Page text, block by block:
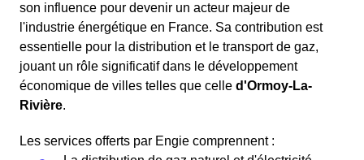
son influence pour devenir un acteur majeur de
l'industrie énergétique en France. Sa contribution est
essentielle pour la distribution et le transport de gaz,
jouant un rôle significatif dans le développement
économique de villes telles que celle d'Ormoy-La-
Rivière.
Les services offerts par Engie comprennent :